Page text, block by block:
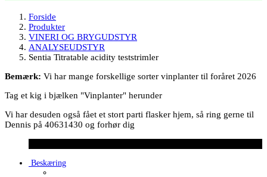
Forside
Produkter
VINERI OG BRYGUDSTYR
ANALYSEUDSTYR
Sentia Titratable acidity teststrimler
Bemærk: Vi har mange forskellige sorter vinplanter til foråret 2026
Tag et kig i bjælken "Vinplanter" herunder
Vi har desuden også fået et stort parti flasker hjem, så ring gerne til
Dennis på 40631430 og forhør dig
Beskæring